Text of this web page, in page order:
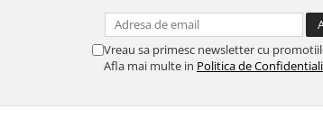
Vreau sa primesc newsletter cu
Afla mai multe in Politica de